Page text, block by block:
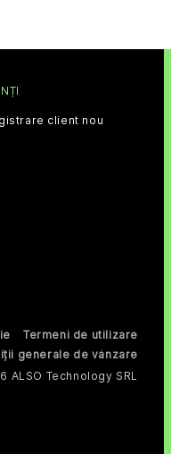
client nou
Termeni de utilizare
generale de vânzare
ALSO Technology SRL